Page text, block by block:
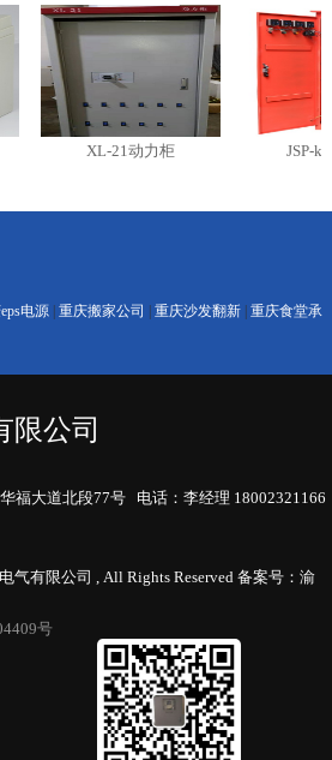
XL-21动力柜 JSP-k1工地箱
电源 | 重庆搬家公司 | 重庆沙发翻新 | 重庆食堂承
限公司
福大道北段77号 电话：李经理 18002321166
气有限公司 , All Rights Reserved 备案号：渝
号